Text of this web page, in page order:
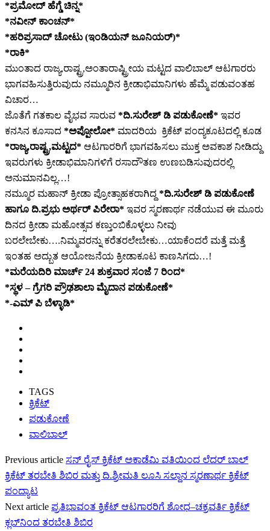
*ಪ್ರಮೋದ್ ಹೆಗ್ಡೆ ಚಿನ್ನ*
*ನವೀನ್ ಕಾಂಚನ್*
*ಹರಿಪ್ರಸಾದ್ ಚೋಟು (ಇಂಡಿಯನ್ ಜೂನಿಯರ್)*
*ರಾಕಿ*
ಮುಂತಾದ ರಾಜ್ಯ,ರಾಷ್ಟ್ರ,ಅಂತಾರಾಷ್ಟ್ರೀಯ ಮಟ್ಟದ ವಾಲಿಬಾಲ್ ಆಟಗಾರರು
ಭಾಗವಹಿಸುತ್ತಿರುವುದು ನಮ್ಮೂರಿನ ಕ್ರೀಡಾಭಿಮಾನಿಗಳು ಹೆಮ್ಮೆ ಪಡುವಂತಹ
ವಿಚಾರ…
ಜೊತೆಗೆ ಗತಕಾಲ ವೈಭವ ಸಾರುವ *ದಿ.ಸುರೇಶ್ ಡಿ ಪಡುಕೋಣೆ* ಇವರ
ಕನಸಿನ ಕೂಸಾದ *ಅಪ್ಪೋಲೋ* ಮಾದರಿಯ ಕ್ರಿಕೆಟ್ ಪಂದ್ಯಕೂಟದಲ್ಲಿ ಕೂಡ
*ರಾಜ್ಯ,ರಾಷ್ಟ್ರ,ಮಟ್ಟದ* ಆಟಗಾರರಿಗೆ ಭಾಗವಹಿಸಲು ಮುಕ್ತ ಅವಕಾಶ ನೀಡಿದ್ದು
ಇವರುಗಳು ಕ್ರೀಡಾಭಿಮಾನಿಗಳಿಗೆ ರಸಾದೌತಣ ಉಣಬಡಿಸುವುದರಲ್ಲಿ
ಅನುಮಾನವಿಲ್ಲ…!
ನಮ್ಮೂರ ಮಹಾನ್ ಕ್ರೀಡಾ ಪ್ರೋತ್ಸಾಹಕರಾಗಿದ್ದ *ದಿ.ಸುರೇಶ್ ಡಿ ಪಡುಕೋಣೆ
ಹಾಗೂ ದಿ.ಪ್ರಭು ಅರ್ಥರ್ ಪಿರೇರಾ* ಇವರ ಸ್ಮರಣಾರ್ಥ ನಡೆಯುವ ಈ ಮೂರು
ದಿನದ ಕ್ರೀಡಾ ಮಹೋತ್ಸವ ಕಣ್ತುಂಬಿಕೊಳ್ಳಲು ನೀವು
ಬರಲೇಬೇಕು….ನಿಮ್ಮವರನ್ನು ಕರೆತರಲೇಬೇಕು…ಯಾಕೆಂದರೆ ಮತ್ತೆ ಮತ್ತೆ
ಇಂತಹ ಅದ್ಬುತ ಆಯೋಜನೆಯ ಕ್ರೀಡಾಕೂಟ ಕಾಣಸಿಗದು…!
*ಮರೆಯದಿರಿ ಮಾರ್ಚ್ 24 ಶುಕ್ರವಾರ ಸಂಜೆ 7 ರಿಂದ*
*ಸ್ಥಳ – ಗ್ರೆಗರಿ ಪ್ರೌಢಶಾಲಾ ಮೈದಾನ ಪಡುಕೋಣೆ*
*-ಎಮ್ ಪಿ ಬೆಳ್ಳಾಡಿ*
TAGS
ಕ್ರಿಕೆಟ್
ಪಡುಕೋಣೆ
ವಾಲಿಬಾಲ್
Previous article ಸನ್ ರೈಸ್ ಕ್ರಿಕೆಟ್ ಅಕಾಡೆಮಿ ವತಿಯಿಂದ ಲೆದರ್ ಬಾಲ್
ಕ್ರಿಕೆಟ್ ತರಬೇತಿ ಶಿಬಿರ ಮತ್ತು ದಿ.ಶ್ರೀಮತಿ ಲೂಸಿ ಸಲ್ದಾನ‌ ಸ್ಮರಣಾರ್ಥ ಕ್ರಿಕೆಟ್
ಪಂದ್ಯಾಟ
Next article ಪ್ರತಿಭಾವಂತ ಕ್ರಿಕೆಟ್ ಆಟಗಾರರಿಗೆ ಶೋಧ–ಚಕ್ರವರ್ತಿ ಕ್ರಿಕೆಟ್
ಕ್ಲಬ್‍ನಿಂದ ತರಬೇತಿ ಶಿಬಿರ